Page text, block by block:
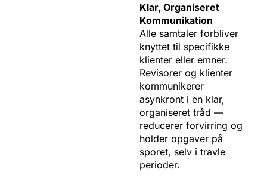
Klar, Organiseret
Kommunikation
Alle samtaler forbliver
knyttet til specifikke
klienter eller emner.
Revisorer og klienter
kommunikerer
asynkront i en klar,
organiseret tråd —
reducerer forvirring og
holder opgaver på
sporet, selv i travle
perioder.